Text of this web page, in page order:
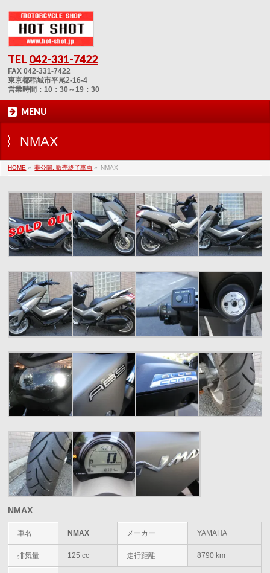
TEL 042-331-7422
FAX 042-331-7422
東京都稲城市平尾2-16-4
営業時間：10：30～19：30
MENU
NMAX
HOME » 非公開: 販売終了車両 » NMAX
NMAX
車名 NMAX メーカー YAMAHA
排気量 125 cc 走行距離 8790 km